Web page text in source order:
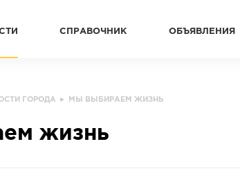
СПРАВОЧНИК ОБЪЯВЛЕНИЯ
ГОРОДА ▸ МЫ ВЫБИРАЕМ ЖИЗНЬ
жизнь